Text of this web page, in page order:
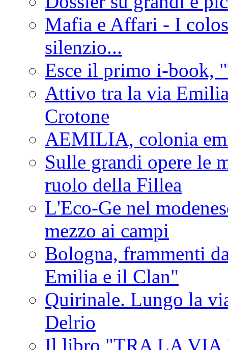
Mafia e Affari - I
silenzio...
Esce il primo i-book,
Attivo tra la via
Crotone
AEMILIA, colonia
Sulle grandi opere le
ruolo della Fillea
L'Eco-Ge nel
mezzo ai campi
Bologna, frammenti
Emilia e il Clan"
Quirinale. Lungo la
Delrio
Il libro "TRA LA